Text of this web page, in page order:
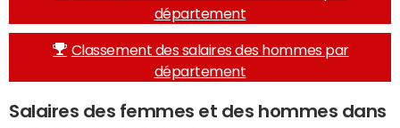
département
Classement des salaires des hommes par
département
Salaires des femmes et des hommes dans